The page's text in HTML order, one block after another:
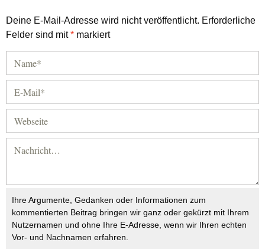
Deine E-Mail-Adresse wird nicht veröffentlicht. Erforderliche
Felder sind mit* markiert
Ihre Argumente, Gedanken oder Informationen zum
kommentierten Beitrag bringen wir ganz oder gekürzt mit Ihrem
Nutzernamen und ohne Ihre E-Adresse, wenn wir Ihren echten
Vor- und Nachnamen erfahren.